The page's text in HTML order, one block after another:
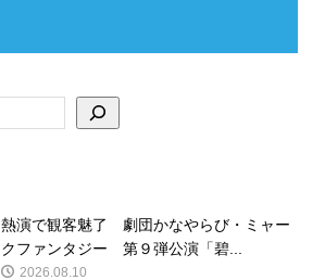
熱演で観客魅了 劇団かなやらび・ミャー
クファンタジー 第９弾公演「碧...
2026.08.10